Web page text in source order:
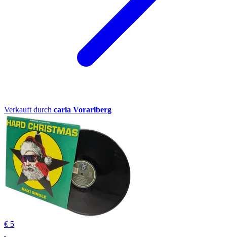
Verkauft durch carla Vorarlberg
€ 5